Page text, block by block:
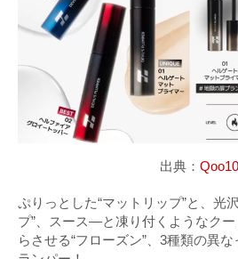
出典： Qoo10
ぷりっとした“マットリップ”と、光
プ”、スース―と凍り付くようなクー
らさせる“フローズン”、3種類の異